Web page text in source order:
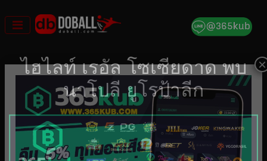
to
content
ไฮไลท์ เรอัล โซเซียดาด พบ
นาโปลี ยูโรป้าลีก
×